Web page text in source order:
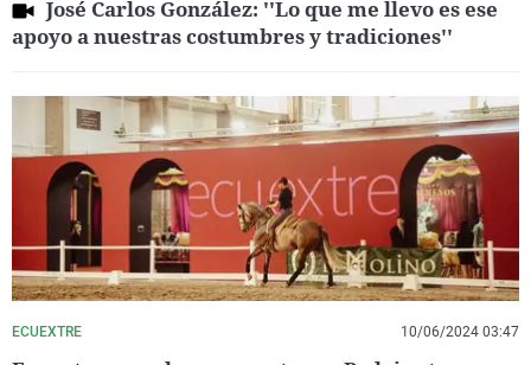
José Carlos González: ''Lo que me llevo es ese
apoyo a nuestras costumbres y tradiciones''
ECUEXTRE 10/06/2024 03:47